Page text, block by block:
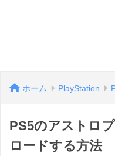
ホーム PlayStation
PS5のアストロ
ロードする方法